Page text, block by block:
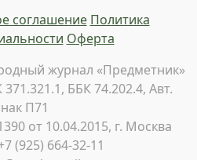
соглашение Политика
Оферта
журнал «Предметник»
ББК 74.202.4, Авт.
П71
от 10.04.2015, г. Москва
(925) 664-32-11